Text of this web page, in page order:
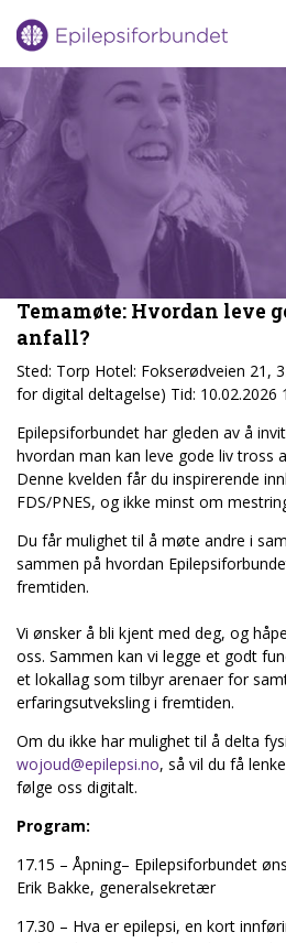
til
innholdet
Temamøte: Hvordan leve
anfall?
Sted: Torp Hotel: Fokserødveien 21,
for digital deltagelse) Tid: 10.02.2026
Epilepsiforbundet har gleden av å
hvordan man kan leve gode liv tross
Denne kvelden får du inspirerende
FDS/PNES, og ikke minst om
Du får mulighet til å møte andre i
sammen på hvordan
fremtiden.
Vi ønsker å bli kjent med deg, og
oss. Sammen kan vi legge et godt
et lokallag som tilbyr arenaer for
erfaringsutveksling i fremtiden.
Om du ikke har mulighet til å delta
wojoud@epilepsi.no, så vil du få
følge oss digitalt.
Program:
17.15 – Åpning– Epilepsiforbundet
Erik Bakke, generalsekretær
17.30 – Hva er epilepsi, en kort